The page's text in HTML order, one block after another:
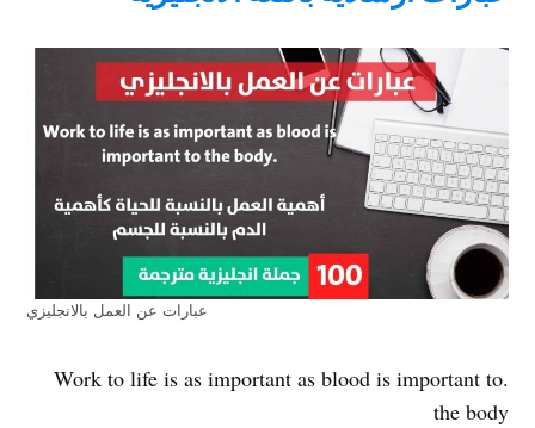
عبارات عن العمل بالانجليزي
.Work to life is as important as blood is important to
the body